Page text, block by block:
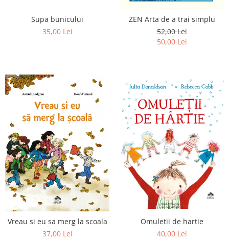
Supa bunicului
35,00 Lei
ZEN Arta de a trai simplu
52,00 Lei
50,00 Lei
Vreau si eu sa merg la scoala
37,00 Lei
Omuletii de hartie
40,00 Lei